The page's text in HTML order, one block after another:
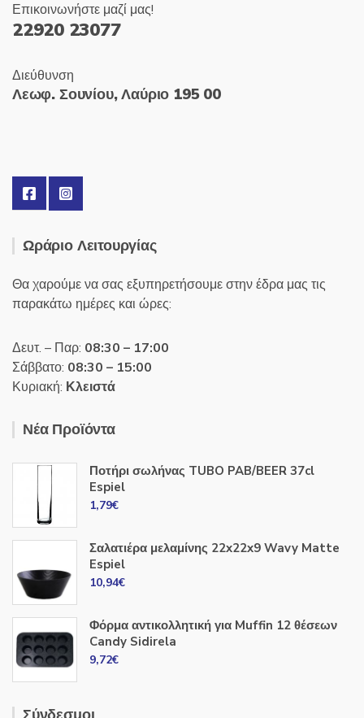
Επικοινωνήστε μαζί μας!
22920 23077
Διεύθυνση
Λεωφ. Σουνίου, Λαύριο 195 00
Ωράριο Λειτουργίας
Θα χαρούμε να σας εξυπηρετήσουμε στην έδρα μας τις
παρακάτω ημέρες και ώρες:
Δευτ. – Παρ: 08:30 – 17:00
Σάββατο: 08:30 – 15:00
Κυριακή: Κλειστά
Νέα Προϊόντα
Ποτήρι σωλήνας TUBO PAB/BEER 37cl
Espiel
1,79€
Σαλατιέρα μελαμίνης 22x22x9 Wavy Matte
Espiel
10,94€
Φόρμα αντικολλητική για Muffin 12 θέσεων
Candy Sidirela
9,72€